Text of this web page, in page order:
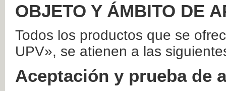
OBJETO Y ÁMBITO DE
Todos los productos que se
UPV», se atienen a las
Aceptación y prueba de